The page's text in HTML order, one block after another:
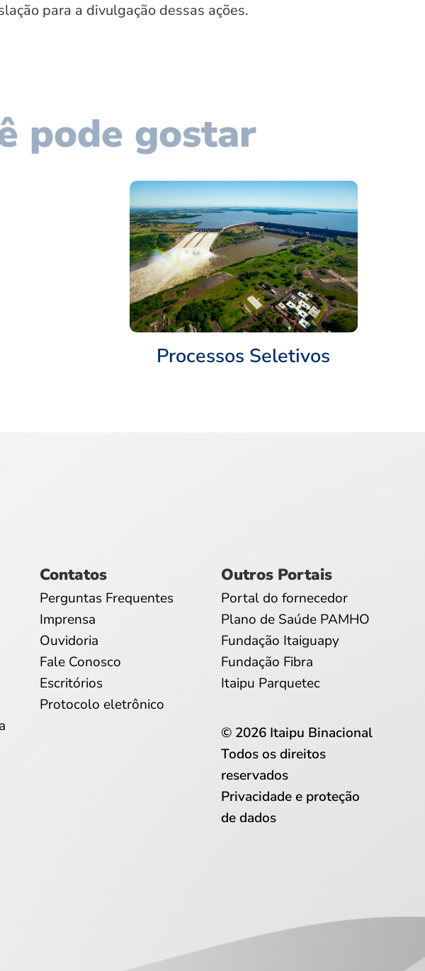
para a divulgação dessas ações.
pode gostar
Processos Seletivos
Contatos
Perguntas Frequentes
Imprensa
Ouvidoria
Fale Conosco
Escritórios
Protocolo eletrônico
Outros Portais
Portal do fornecedor
Plano de Saúde PAMHO
Fundação Itaiguapy
Fundação Fibra
Itaipu Parquetec
© 2026 Itaipu Binacional
Todos os direitos
reservados
Privacidade e proteção
de dados